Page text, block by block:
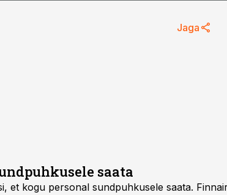
Jaga
saata
et kogu personal sundpuhkusele saata.